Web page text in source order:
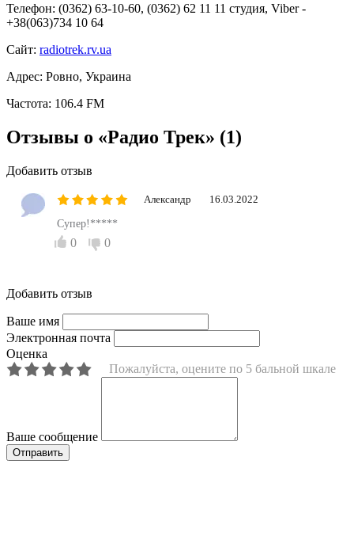
Телефон: (0362) 63-10-60, (0362) 62 11 11 студия, Viber -
+38(063)734 10 64
Сайт: radiotrek.rv.ua
Адрес: Ровно, Украина
Частота: 106.4 FM
Отзывы о «Радио Трек» (1)
Добавить отзыв
Александр 16.03.2022
Супер!*****
0 0
Добавить отзыв
Ваше имя
Электронная почта
Оценка
Пожалуйста, оцените по 5 бальной шкале
Ваше сообщение